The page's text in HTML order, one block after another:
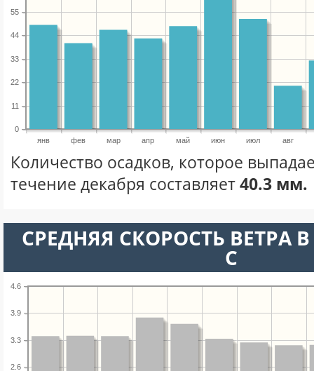
янв фев мар апр май июн июл авг
0
11
22
33
44
55
Количество осадков, которое
течение декабря составляет40.3 мм.
СРЕДНЯЯ СКОРОСТЬ ВЕТРА
С
2.6
3.3
3.9
4.6